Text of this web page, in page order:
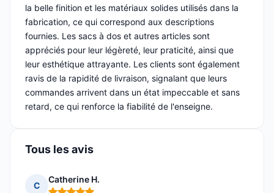
la belle finition et les matériaux solides utilisés dans la
fabrication, ce qui correspond aux descriptions
fournies. Les sacs à dos et autres articles sont
appréciés pour leur légèreté, leur praticité, ainsi que
leur esthétique attrayante. Les clients sont également
ravis de la rapidité de livraison, signalant que leurs
commandes arrivent dans un état impeccable et sans
retard, ce qui renforce la fiabilité de l'enseigne.
Tous les avis
C
Catherine H.